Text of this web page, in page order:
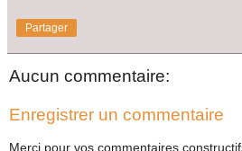
Partager
Aucun commentaire:
Enregistrer un commentaire
Merci pour vos commentaires